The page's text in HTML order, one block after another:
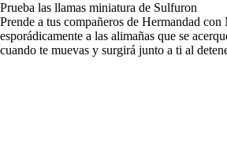
Prueba las llamas miniatura de Sulfuron
Prende a tus compañeros de Hermandad
esporádicamente a las alimañas que se
cuando te muevas y surgirá junto a ti al